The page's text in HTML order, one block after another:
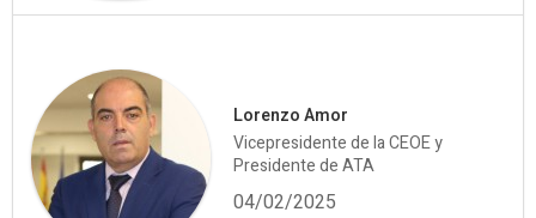
Lorenzo Amor
Vicepresidente de la CEOE y
Presidente de ATA
04/02/2025